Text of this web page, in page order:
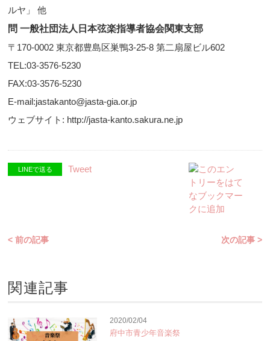
ルヤ」 他
問 一般社団法人日本弦楽指導者協会関東支部
〒170-0002 東京都豊島区巣鴨3-25-8 第二扇屋ビル602
TEL:03-3576-5230
FAX:03-3576-5230
E-mail:jastakanto@jasta-gia.or.jp
ウェブサイト: http://jasta-kanto.sakura.ne.jp
LINEで送る Tweet
< 前の記事 次の記事 >
関連記事
2020/02/04
府中市青少年音楽祭